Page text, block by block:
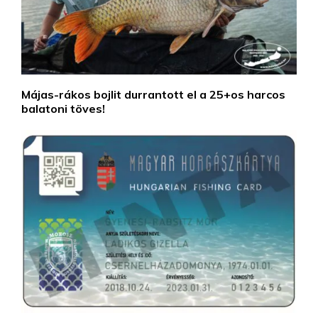
Májas-rákos bojlit durrantott el a 25+os harcos
balatoni töves!